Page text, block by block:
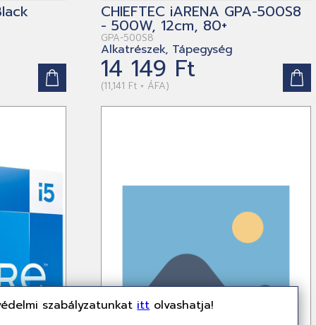
szabályzatunkatittolvashatja!
CHIEFTEC iARENA GPA-500S8
- 500W, 12cm, 80+
GPA-500S8
Alkatrészek, Tápegység
14 149 Ft
(11,141 Ft + ÁFA)